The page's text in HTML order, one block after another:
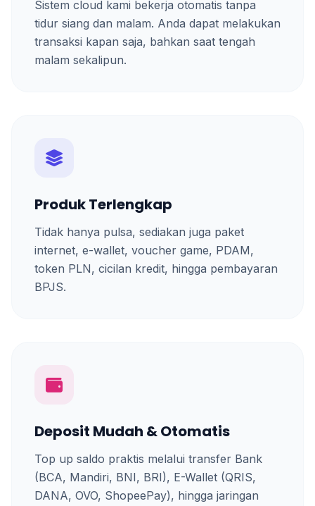
Sistem cloud kami bekerja otomatis tanpa
tidur siang dan malam. Anda dapat melakukan
transaksi kapan saja, bahkan saat tengah
malam sekalipun.
Produk Terlengkap
Tidak hanya pulsa, sediakan juga paket
internet, e-wallet, voucher game, PDAM,
token PLN, cicilan kredit, hingga pembayaran
BPJS.
Deposit Mudah & Otomatis
Top up saldo praktis melalui transfer Bank
(BCA, Mandiri, BNI, BRI), E-Wallet (QRIS,
DANA, OVO, ShopeePay), hingga jaringan